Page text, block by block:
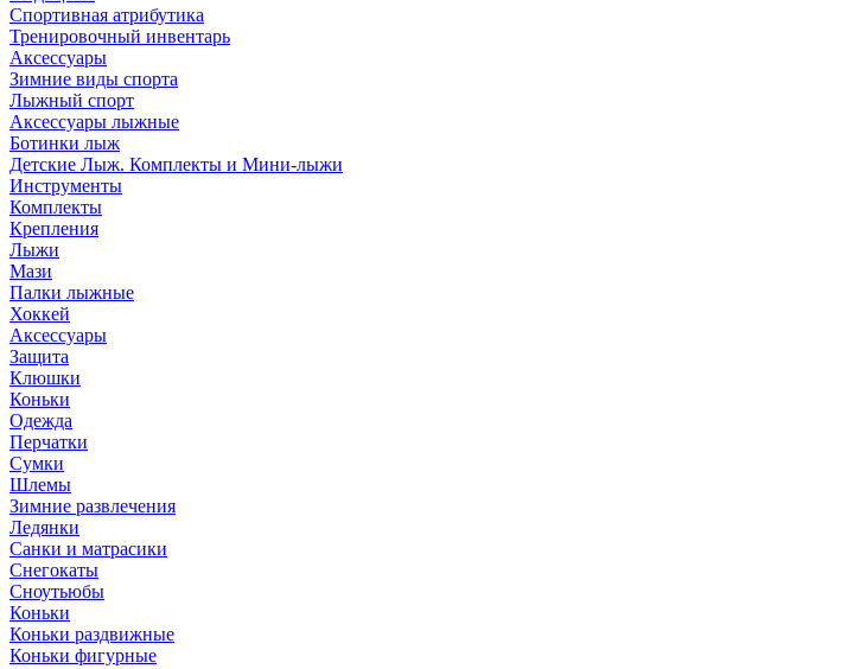
Спортивная атрибутика
Тренировочный инвентарь
Аксессуары
Зимние виды спорта
Лыжный спорт
Аксессуары лыжные
Ботинки лыж
Детские Лыж. Комплекты и Мини-лыжи
Инструменты
Комплекты
Крепления
Лыжи
Мази
Палки лыжные
Хоккей
Аксессуары
Защита
Клюшки
Коньки
Одежда
Перчатки
Сумки
Шлемы
Зимние развлечения
Ледянки
Санки и матрасики
Снегокаты
Сноутьюбы
Коньки
Коньки раздвижные
Коньки фигурные